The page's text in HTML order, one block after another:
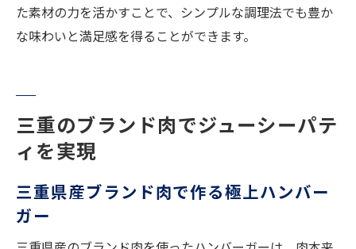
た素材の力を活かすことで、シンプルな調理法でも豊か
な味わいと満足感を得ることができます。
三重のブランド肉でジューシーパテ
ィを実現
三重県産ブランド肉で作る極上ハンバー
ガー